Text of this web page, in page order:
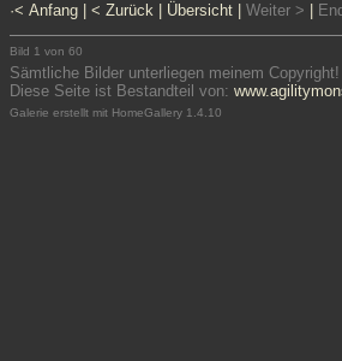
·< Anfang < Zurück Übersicht Weiter >
Bild 1 von 60
Sämtliche Bilder unterliegen meinem Copyright!
Diese Seite ist Bestandteil von:
Galerie erstellt mit HomeGallery 1.4.10